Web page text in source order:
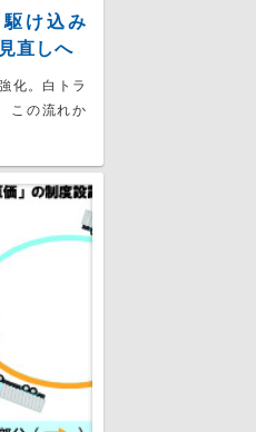
け込み
直しへ
化。白トラ
この流れか